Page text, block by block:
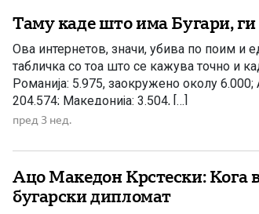
Таму каде што има Бугари,
Ова интернетов, значи, убива по поим и
табличка со тоа што се кажува точно и
Романија: 5.975, заокружено околу 6.000;
204.574; Македонија: 3.504, […]
пред 3 нед.
Ацо Македон Крстески: Кога
бугарски дипломат